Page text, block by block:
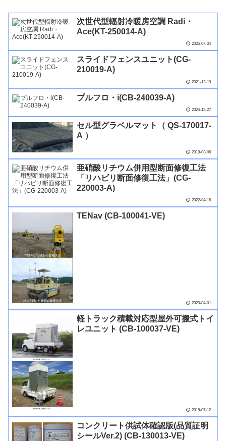
次世代型輻射冷暖房空調 Radi・
Ace(KT-250014-A)
2025-07-04
スライドフェンスユニット(CG-
210019-A)
2021-12-19
プルフロ・i(CB-240039-A)
2024-12-27
セル型グラベルマット（ QS-170017-
A ）
2019-03-06
亜硝酸リチウム併用型断面修復工法
「リハビリ断面修復工法」(CG-
220003-A)
2022-04-16
TENav (CB-100041-VE)
2020-04-01
軽トラック積載対応型屋外可搬式トイ
レユニット (CB-100037-VE)
2018-07-12
コンクリート供試体確認版(品質証明
シールVer.2) (CB-130013-VE)